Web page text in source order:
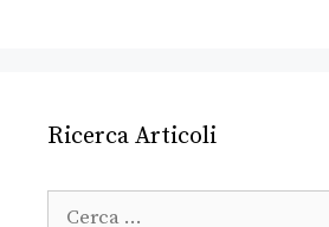
Ricerca Articoli